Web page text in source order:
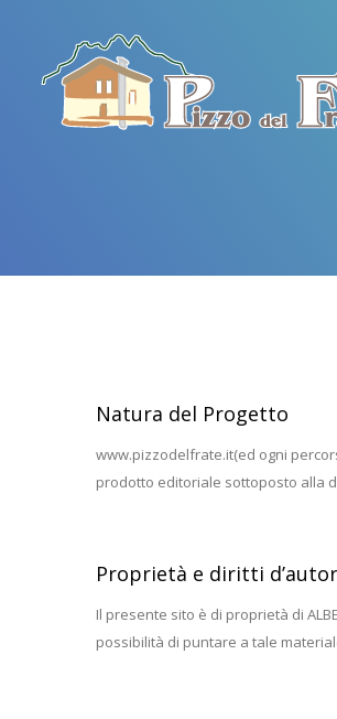
Natura del Progetto
www.pizzodelfrate.it(ed ogni
prodotto editoriale sottoposto alla
Proprietà e diritti
Il presente sito è di proprietà di
possibilità di puntare a tale